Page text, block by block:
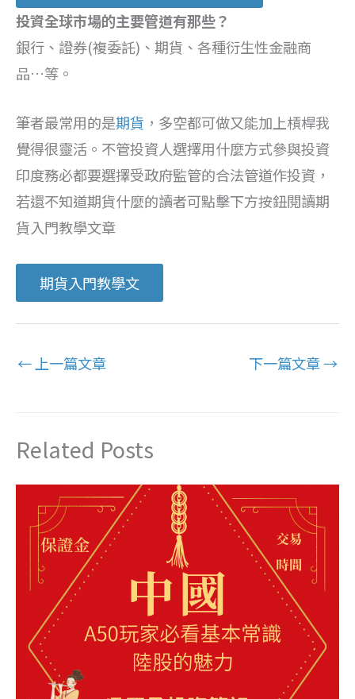
投資全球市場的主要管道有那些？
銀行、證券(複委託)、期貨、各種衍生性金融商
品…等。
筆者最常用的是期貨 ，多空都可做又能加上槓桿我
覺得很靈活。不管投資人選擇用什麼方式參與投資
印度務必都要選擇受政府監管的合法管道作投資，
若還不知道期貨什麼的讀者可點擊下方按鈕閱讀期
貨入門教學文章
期貨入門教學文
← 上一篇文章 下一篇文章→
Related Posts